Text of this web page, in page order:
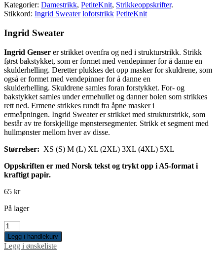
Kategorier: Damestrikk, PetiteKnit, Strikkeoppskrifter.
Stikkord: Ingrid Sweater lofotstrikk PetiteKnit
Ingrid Sweater
Ingrid Genser er strikket ovenfra og ned i strukturstrikk. Strikk
først bakstykket, som er formet med vendepinner for å danne en
skulderhelling. Deretter plukkes det opp masker for skuldrene, som
også er formet med vendepinner for å danne en
skulderhelling. Skuldrene samles foran forstykket. For- og
bakstykket samles under ermehullet og danner bolen som strikkes
rett ned. Ermene strikkes rundt fra åpne masker i
ermeåpningen. Ingrid Sweater er strikket med strukturstrikk, som
består av tre forskjellige mønstersegmenter. Strikk et segment med
hullmønster mellom hver av disse.
Størrelser: XS (S) M (L) XL (2XL) 3XL (4XL) 5XL
Oppskriften er med Norsk tekst og trykt opp i A5-format i
kraftigt papir.
65 kr
På lager
Ingrid
Sweater
antall
Legg i handlekurv
Legg i ønskeliste